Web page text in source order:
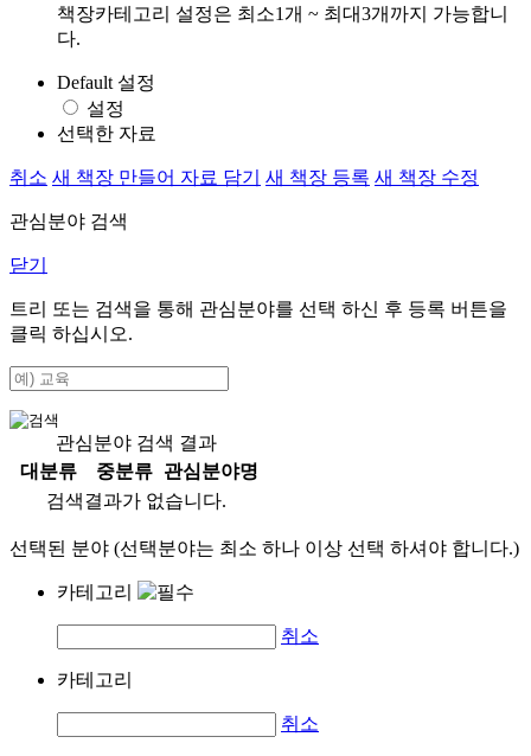
책장카테고리 설정은 최소1개 ~ 최대3개까지 가능합니
다.
Default 설정
설정
선택한 자료
취소 새 책장 만들어 자료 담기 새 책장 등록 새 책장 수정
관심분야 검색
닫기
트리 또는 검색을 통해 관심분야를 선택 하신 후 등록 버튼을
클릭 하십시오.
관심분야 검색 결과
대분류
중분류
관심분야명
검색결과가 없습니다.
선택된 분야 (선택분야는 최소 하나 이상 선택 하셔야 합니다.)
카테고리
취소
카테고리
취소